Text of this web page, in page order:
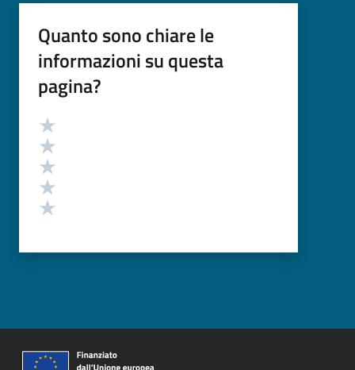
Quanto sono chiare le
informazioni su questa
pagina?
Valutazione